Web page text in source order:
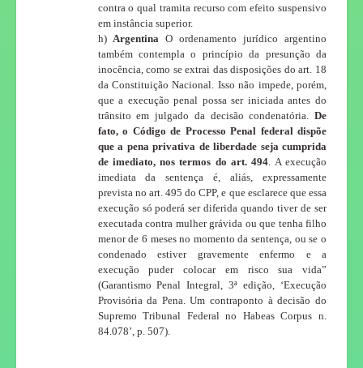
contra o qual tramita recurso com efeito suspensivo
em instância superior.
h)Argentina O ordenamento jurídico argentino
também contempla o princípio da presunção da
inocência, como se extrai das disposições do art. 18
da Constituição Nacional. Isso não impede, porém,
que a execução penal possa ser iniciada antes do
trânsito em julgado da decisão condenatória. De
fato, o Código de Processo Penal federal dispõe
que a pena privativa de liberdade seja cumprida
de imediato, nos termos do art. 494. A execução
imediata da sentença é, aliás, expressamente
prevista no art. 495 do CPP, e que esclarece que essa
execução só poderá ser diferida quando tiver de ser
executada contra mulher grávida ou que tenha filho
menor de 6 meses no momento da sentença, ou se o
condenado estiver gravemente enfermo e a
execução puder colocar em risco sua vida”
(Garantismo Penal Integral, 3ª edição, ‘Execução
Provisória da Pena. Um contraponto à decisão do
Supremo Tribunal Federal no Habeas Corpus n.
84.078’, p. 507).